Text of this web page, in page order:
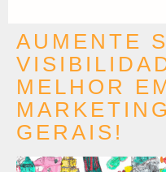
AUMENTE
MELHOR
GERAIS!